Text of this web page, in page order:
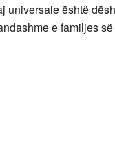
universale është
e familjes